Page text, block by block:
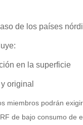
de los países
en la superficie
original
miembros podrán
de bajo consumo de